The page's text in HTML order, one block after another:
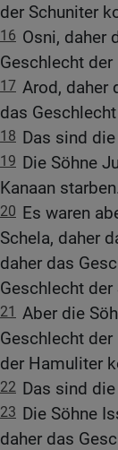
der Schuniter
16 Osni, daher
Geschlecht
17 Arod, daher
das
18 Das sind
19 Die Söhne
Kanaan
20 Es waren
Schela, daher
daher das
Geschlecht
21 Aber die
Geschlecht
der Hamuliter
22 Das sind
23 Die Söhne
daher das